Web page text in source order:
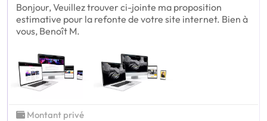
Bonjour, Veuillez trouver ci-jointe ma proposition
estimative pour la refonte de votre site internet. Bien à
vous, Benoît M.
Montant privé